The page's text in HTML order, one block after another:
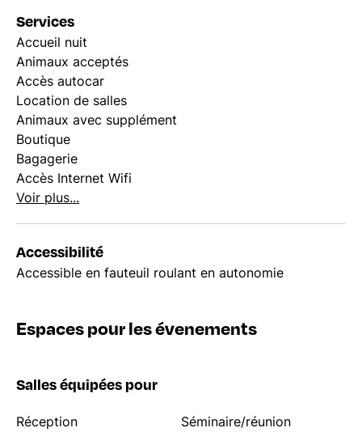
Services
Accueil nuit
Animaux acceptés
Accès autocar
Location de salles
Animaux avec supplément
Boutique
Bagagerie
Accès Internet Wifi
Voir plus...
Accessibilité
Accessible en fauteuil roulant en autonomie
Espaces pour les évenements
Salles équipées pour
Réception Séminaire/réunion